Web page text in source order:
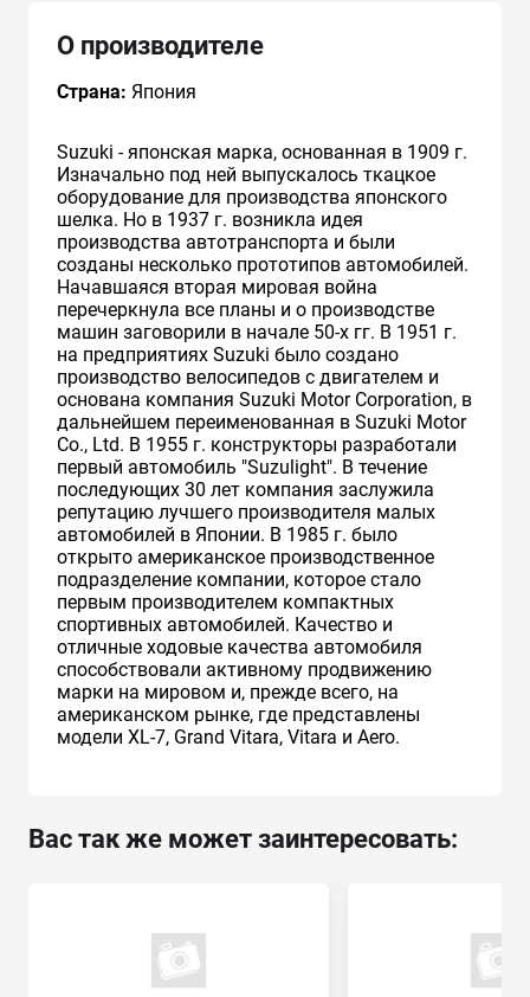
О производителе
Страна: Япония
Suzuki - японская марка, основанная в 1909 г.
Изначально под ней выпускалось ткацкое
оборудование для производства японского
шелка. Но в 1937 г. возникла идея
производства автотранспорта и были
созданы несколько прототипов автомобилей.
Начавшаяся вторая мировая война
перечеркнула все планы и о производстве
машин заговорили в начале 50-х гг. В 1951 г.
на предприятиях Suzuki было создано
производство велосипедов с двигателем и
основана компания Suzuki Motor Corporation, в
дальнейшем переименованная в Suzuki Motor
Co., Ltd. В 1955 г. конструкторы разработали
первый автомобиль "Suzulight". В течение
последующих 30 лет компания заслужила
репутацию лучшего производителя малых
автомобилей в Японии. В 1985 г. было
открыто американское производственное
подразделение компании, которое стало
первым производителем компактных
спортивных автомобилей. Качество и
отличные ходовые качества автомобиля
способствовали активному продвижению
марки на мировом и, прежде всего, на
американском рынке, где представлены
модели XL-7, Grand Vitara, Vitara и Aero.
Вас так же может заинтересовать: